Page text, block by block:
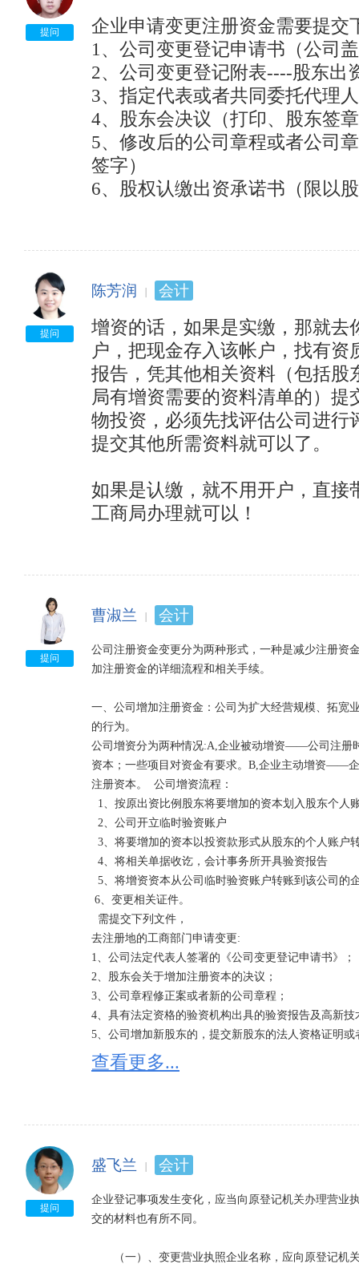
提问
企业申请变更注册资金需要提交
1、公司变更登记申请书（公司
2、公司变更登记附表----股东出
3、指定代表或者共同委托代理
4、股东会决议（打印、股东签
5、修改后的公司章程或者公司
签字）
6、股权认缴出资承诺书（限以
提问
陈芳润 会计
增资的话，如果是实缴，那就去
户，把现金存入该帐户，找有
报告，凭其他相关资料（包括
局有增资需要的资料清单的）
物投资，必须先找评估公司进
提交其他所需资料就可以了。
如果是认缴，就不用开户，直
工商局办理就可以！
提问
曹淑兰 会计
公司注册资金变更分为两种形式，一种是减少注册资
加注册资金的详细流程和相关手续。
一、公司增加注册资金：公司为扩大经营规模、拓宽
的行为。
公司增资分为两种情况:A,企业被动增资——公司注册
资本；一些项目对资金有要求。B,企业主动增资——
注册资本。  公司增资流程：
去注册地的工商部门申请变更:
1、公司法定代表人签署的《公司变更登记申请书》
2、股东会关于增加注册资本的决议；
3、公司章程修正案或者新的公司章程；
4、具有法定资格的验资机构出具的验资报告及高新
5、公司增加新股东的，提交新股东的法人资格证明
6、公司《企业法人营业执照》正、副本原件。
  公司减资，无论是否造成剩余资本少于法定标准的情况，都必须符合法律规定。为了切实贯彻资本确定
司的资本是不允许减少的。考虑到一些具体情况我国
情况看，应具备下列条件之一：
查看更多...
提问
盛飞兰 会计
企业登记事项发生变化，应当向原登记机关办理营业
交的材料也有所不同。
（一）、变更营业执照企业名称，应向原登记机